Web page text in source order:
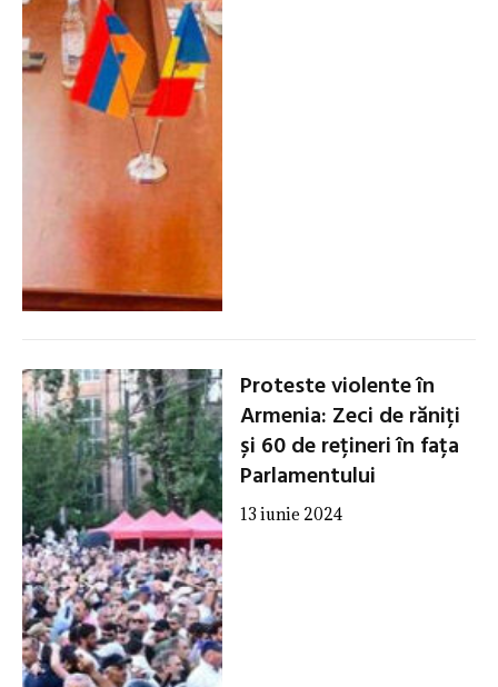
Proteste violente în
Armenia: Zeci de răniți
și 60 de rețineri în fața
Parlamentului
13 iunie 2024